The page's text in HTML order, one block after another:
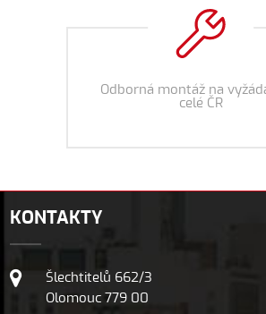
Odborná montáž na
celé ČR
KONTAKTY
Šlechtitelů 662/3
Olomouc 779 00